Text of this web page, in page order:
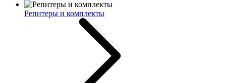
Репитеры и комплекты